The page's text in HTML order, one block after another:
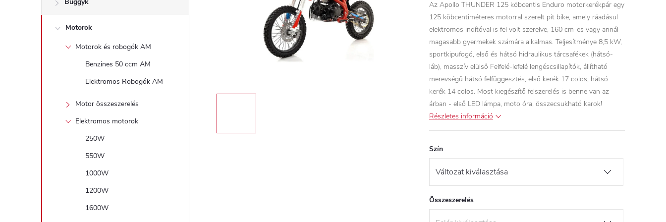
a
Motorok
Motorok és robogók AM
Benzines 50 ccm AM
Elektromos Robogók AM
Motor összeszerelés
Elektromos motorok
250W
550W
1000W
1200W
1600W
Az Apollo THUNDER 125 köbcentis Enduro motorkerékpár egy
125 köbcentiméteres motorral szerelt pit bike, amely ráadásul
elektromos indítóval is fel volt szerelve, 160 cm-es vagy annál
magasabb gyermekek számára alkalmas. Teljesítménye 8,5 kW,
sportkipufogó, első és hátsó hidraulikus tárcsafékek (hátsó-
láb), masszív elülső Felfelé-lefelé lengéscsillapítók, állítható
merevségű hátsó felfüggesztés, első kerék 17 colos, hátsó
kerék 14 colos. Most kiegészítő felszerelés is benne van az
árban - első LED lámpa, moto óra, összecsukható karok!
Részletes információ
Szín
Összeszerelés